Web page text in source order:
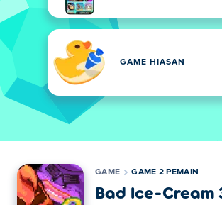
GAME HIASAN
GAME GAME 2 PEMAIN
Bad Ice-Cream